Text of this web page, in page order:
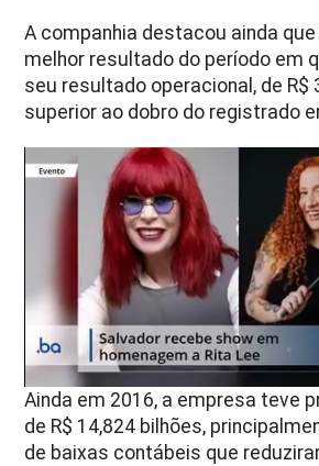
A companhia destacou ainda
melhor resultado do período em
seu resultado operacional, de R$
superior ao dobro do registrado
Ainda em 2016, a empresa teve
de R$ 14,824 bilhões,
de baixas contábeis que